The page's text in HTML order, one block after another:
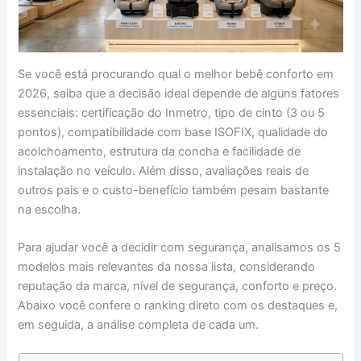
Se você está procurando qual o melhor bebê conforto em
2026, saiba que a decisão ideal depende de alguns fatores
essenciais: certificação do Inmetro, tipo de cinto (3 ou 5
pontos), compatibilidade com base ISOFIX, qualidade do
acolchoamento, estrutura da concha e facilidade de
instalação no veículo. Além disso, avaliações reais de
outros pais e o custo-benefício também pesam bastante
na escolha.
Para ajudar você a decidir com segurança, analisamos os 5
modelos mais relevantes da nossa lista, considerando
reputação da marca, nível de segurança, conforto e preço.
Abaixo você confere o ranking direto com os destaques e,
em seguida, a análise completa de cada um.